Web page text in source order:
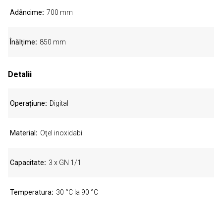
Adâncime 700 mm
Înălțime 850 mm
Detalii
Operațiune Digital
Material Oţel inoxidabil
Capacitate 3 x GN 1/1
Temperatura 30 °C la 90 °C